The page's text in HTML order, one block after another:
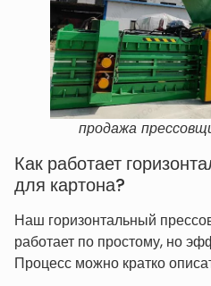
продажа
Как работает
для картона?
Наш горизонтальный
работает по простому, но
Процесс можно кратко